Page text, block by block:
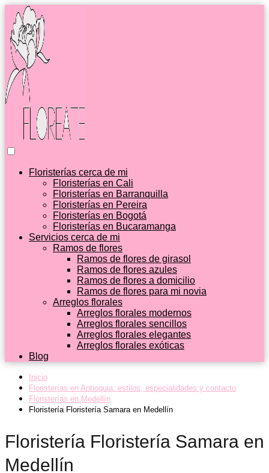
Floristerías cerca de mi
Floristerías en Cali
Floristerías en Barranquilla
Floristerías en Pereira
Floristerías en Bogotá
Floristerías en Bucaramanga
Servicios cerca de mi
Ramos de flores
Ramos de flores de girasol
Ramos de flores azules
Ramos de flores a domicilio
Ramos de flores para mi novia
Arreglos florales
Arreglos florales modernos
Arreglos florales sencillos
Arreglos florales elegantes
Arreglos florales exóticas
Blog
Inicio
Floristerías en Antioquia: estilos, especialidades y contacto
Floristerías en Medellín
Floristería Floristería Samara en Medellín
Floristería Floristería Samara en
Medellín